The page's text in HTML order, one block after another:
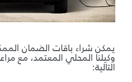
يمكن شراء باقات الضمان
وكيلنا المحلي المعتمد، مع
التالية: